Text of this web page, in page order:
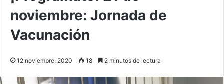
noviembre: Jornada de
Vacunación
12 noviembre, 2020 18 2 minutos de lectura